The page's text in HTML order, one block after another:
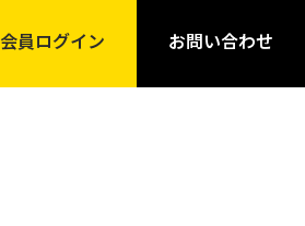
会員ログイン お問い合わせ